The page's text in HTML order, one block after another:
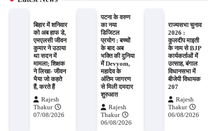
बिहार में शनिवार
को अब हाफ डे,
एमएलसी जीवन
कुमार ने उठाया
था सदन में
मामला; शिक्षक
ने लिखा- जीवन
भैया जो कहते
हैं, करते हैं
Rajesh
Thakur
07/08/2026
पटना के वरुण
का नया
डिजिटल
प्रयोग : बच्चों
के बाद अब
भक्ति की दुनिया
में Devyom,
महादेव के
अंतिम जागरण
से मिली दमदार
शुरुआत
Rajesh
Thakur
06/08/2026
राज्यसभा चुनाव
2026 :
कुलदीप माइती
के नाम से BJP
कार्यकर्ताओं में
उत्साह, बंगाल
विधानसभा में
बीजेपी विधायक
207
Rajesh
Thakur
06/08/2026